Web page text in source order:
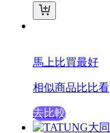
馬上比買最好
相似商品比比看
去比較